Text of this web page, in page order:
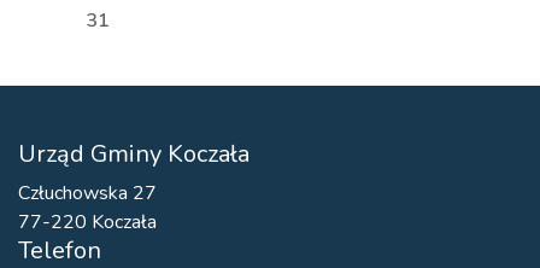
31
Urząd Gminy Koczała
Człuchowska 27
77-220 Koczała
Telefon